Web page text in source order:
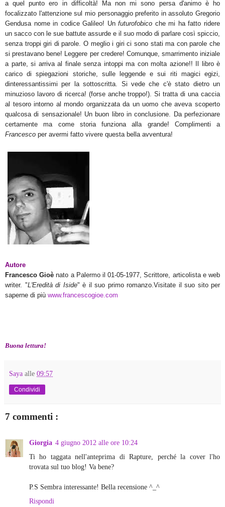
a quel punto ero in difficoltà! Ma non mi sono persa d'animo è ho
focalizzato l'attenzione sul mio personaggio preferito in assoluto Gregorio
Gendusa nome in codice Galileo! Unfuturofobico che mi ha fatto ridere
un sacco con le sue battute assurde e il suo modo di parlare così spiccio,
senza troppi giri di parole. O meglio i giri ci sono stati ma con parole che
si prestavano bene! Leggere per credere! Comunque, smarrimento iniziale
a parte, si arriva al finale senza intoppi ma con molta azione!! Il libro è
carico di spiegazioni storiche, sulle leggende e sui riti magici egizi,
dinteressantissimi per la sottoscritta. Si vede che c'è stato dietro un
minuzioso lavoro di ricerca! (forse anche troppo!). Si tratta di una caccia
al tesoro intorno al mondo organizzata da un uomo che aveva scoperto
qualcosa di sensazionale! Un buon libro in conclusione. Da perfezionare
certamente ma come storia funziona alla grande! Complimenti a
Francesco per avermi fatto vivere questa bella avventura!
Autore
Francesco Gioè nato a Palermo il 01-05-1977, Scrittore, articolista e web
writer. "L'Eredità di Iside" è il suo primo romanzo. Visitate il suo sito per
saperne di più www.francescogioe.com
Buona lettura!
Saya alle 09:57
Condividi
7 commenti :
Giorgia 4 giugno 2012 alle ore 10:24
Ti ho taggata nell'anteprima di Rapture, perché la cover l'ho
trovata sul tuo blog! Va bene?
P.S Sembra interessante! Bella recensione ^_^
Rispondi